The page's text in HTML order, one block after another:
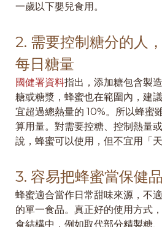
一歲以下嬰兒食用。
2. 需要控制糖分的人
每日糖量
國健署資料指出，添加糖包含製
糖或糖漿，蜂蜜也在範圍內，建
宜超過總熱量的 10%。所以蜂蜜
算用量。對需要控糖、控制熱量
說，蜂蜜可以使用，但不宜用「
3. 容易把蜂蜜當保健
蜂蜜適合當作日常甜味來源，不
的單一食品。真正好的使用方式
食結構中，例如取代部分精製糖